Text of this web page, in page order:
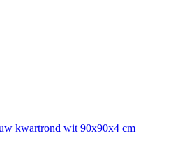
kwartrond wit 90x90x4 cm